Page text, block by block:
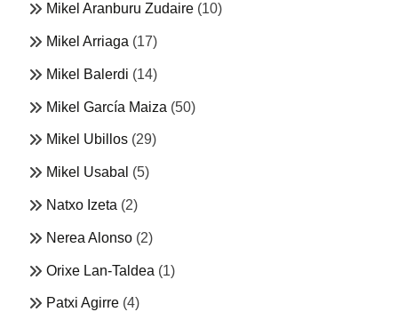
Mikel Aranburu Zudaire (10)
Mikel Arriaga (17)
Mikel Balerdi (14)
Mikel García Maiza (50)
Mikel Ubillos (29)
Mikel Usabal (5)
Natxo Izeta (2)
Nerea Alonso (2)
Orixe Lan-Taldea (1)
Patxi Agirre (4)